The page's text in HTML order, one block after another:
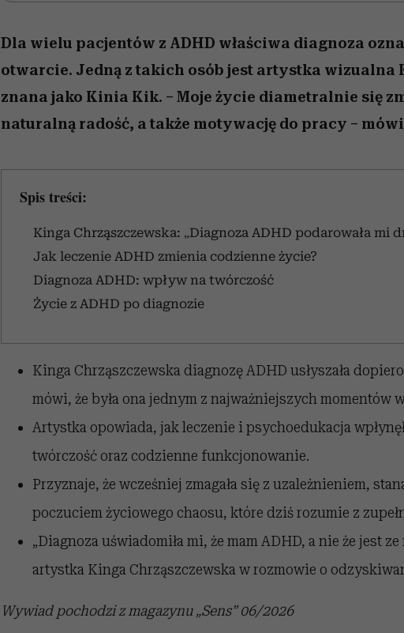
Dla wielu pacjentów z ADHD właściwa diagnoza
otwarcie. Jedną z takich osób jest artystka wizualna
znana jako Kinia Kik. – Moje życie diametralnie się
naturalną radość, a także motywację do pracy –
Spis treści:
Kinga Chrząszczewska: „Diagnoza ADHD podarowała mi
Jak leczenie ADHD zmienia codzienne życie?
Diagnoza ADHD: wpływ na twórczość
Życie z ADHD po diagnozie
Kinga Chrząszczewska diagnozę ADHD usłyszała
mówi, że była ona jednym z najważniejszych momentów
Artystka opowiada, jak leczenie i psychoedukacja
twórczość oraz codzienne funkcjonowanie.
Przyznaje, że wcześniej zmagała się z uzależnieniem,
poczuciem życiowego chaosu, które dziś rozumie z
„Diagnoza uświadomiła mi, że mam ADHD, a nie że jest
artystka Kinga Chrząszczewska w rozmowie o
Wywiad pochodzi z magazynu „Sens” 06/2026